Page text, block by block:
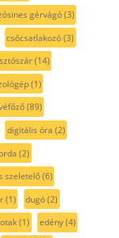
gérvágó(3)
csőcsatlakozó(3)
(14)
(1)
(89)
digitális óra (2)
(2)
szeletelő(6)
(1) dugó(2)
(1) edény(4)